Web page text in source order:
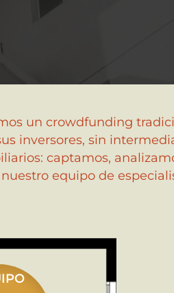
un crowdfunding
inversores, sin
captamos,
equipo de